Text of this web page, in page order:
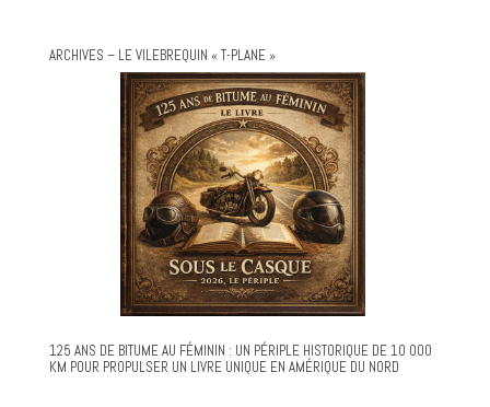
ARCHIVES – LE VILEBREQUIN « T-PLANE »
125 ANS DE BITUME AU FÉMININ : UN PÉRIPLE HISTORIQUE DE 10 000
KM POUR PROPULSER UN LIVRE UNIQUE EN AMÉRIQUE DU NORD